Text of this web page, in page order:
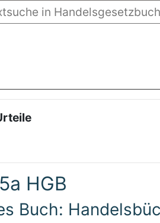
HGB
Buch: